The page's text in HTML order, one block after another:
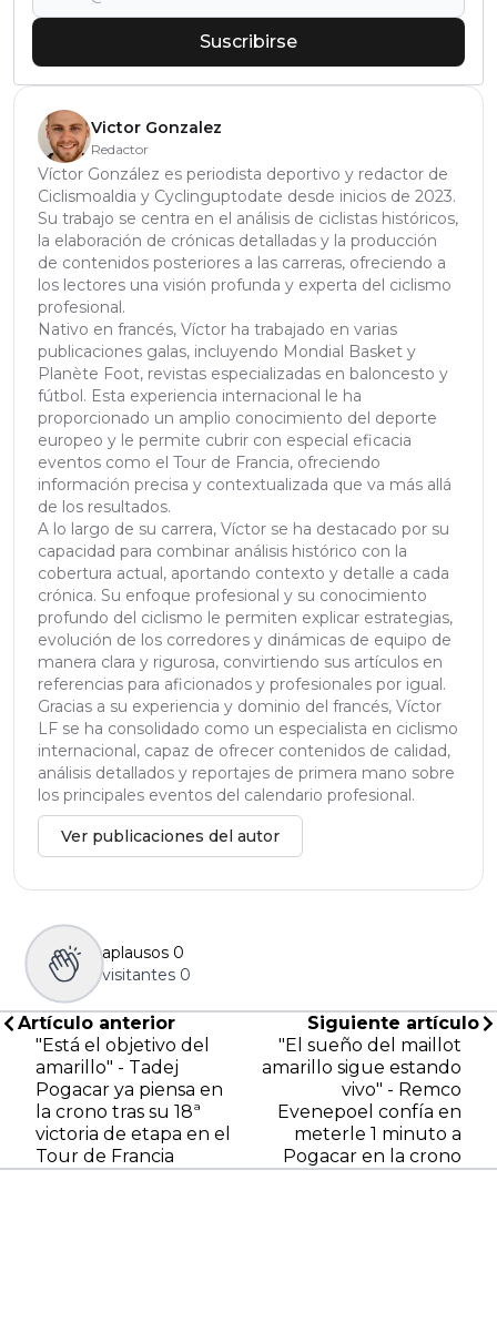
Suscribirse
Victor Gonzalez
Redactor
Víctor González es periodista deportivo y redactor de
Ciclismoaldia y Cyclinguptodate desde inicios de 2023.
Su trabajo se centra en el análisis de ciclistas históricos,
la elaboración de crónicas detalladas y la producción
de contenidos posteriores a las carreras, ofreciendo a
los lectores una visión profunda y experta del ciclismo
profesional.
Nativo en francés, Víctor ha trabajado en varias
publicaciones galas, incluyendo Mondial Basket y
Planète Foot, revistas especializadas en baloncesto y
fútbol. Esta experiencia internacional le ha
proporcionado un amplio conocimiento del deporte
europeo y le permite cubrir con especial eficacia
eventos como el Tour de Francia, ofreciendo
información precisa y contextualizada que va más allá
de los resultados.
A lo largo de su carrera, Víctor se ha destacado por su
capacidad para combinar análisis histórico con la
cobertura actual, aportando contexto y detalle a cada
crónica. Su enfoque profesional y su conocimiento
profundo del ciclismo le permiten explicar estrategias,
evolución de los corredores y dinámicas de equipo de
manera clara y rigurosa, convirtiendo sus artículos en
referencias para aficionados y profesionales por igual.
Gracias a su experiencia y dominio del francés, Víctor
LF se ha consolidado como un especialista en ciclismo
internacional, capaz de ofrecer contenidos de calidad,
análisis detallados y reportajes de primera mano sobre
los principales eventos del calendario profesional.
Ver publicaciones del autor
aplausos 0
visitantes 0
Artículo anterior
"Está el objetivo del
amarillo" - Tadej
Pogacar ya piensa en
la crono tras su 18ª
victoria de etapa en el
Tour de Francia
Siguiente artículo
"El sueño del maillot
amarillo sigue estando
vivo" - Remco
Evenepoel confía en
meterle 1 minuto a
Pogacar en la crono